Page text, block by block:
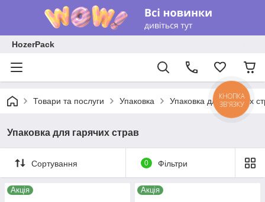
HozerPack
Товари та послуги Упаковка Упаковка для гарячих
Упаковка для гарячих страв
Сортування 0 Фільтри
Акція Акція
КНОПКА
ЗВ'ЯЗКУ